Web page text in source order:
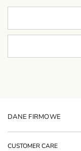
DANE FIRMOWE
CUSTOMER CARE